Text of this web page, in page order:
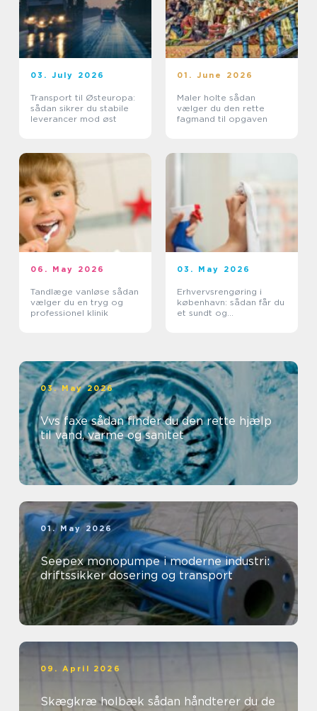
03. July 2026
Transport til Østeuropa:
sådan sikrer du stabile
leverancer mod øst
01. June 2026
Maler holte sådan
vælger du den rette
fagmand til opgaven
06. May 2026
Tandlæge vanløse sådan
vælger du en tryg og
professionel klinik
03. May 2026
Erhvervsrengøring i
københavn: sådan får du
et sundt og
03. May 2026
Vvs faxe sådan finder du den rette hjælp
til vand, varme og sanitet
01. May 2026
Seepex monopumpe i moderne industri:
driftssikker dosering og transport
09. April 2026
Skægkræ holbæk sådan håndterer du de